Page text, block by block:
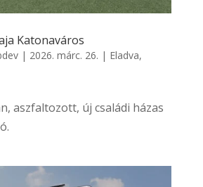
Katonaváros
| 2026. márc. 26. | Eladva,
aszfaltozott, új családi házas